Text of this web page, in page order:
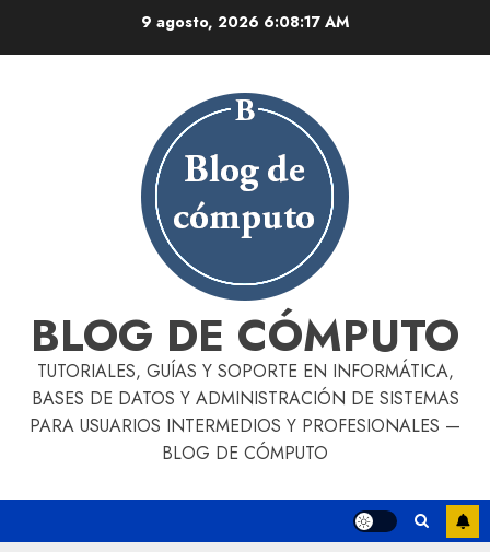
9 agosto, 2026 6:08:18 AM
BLOG DE CÓMPUTO
TUTORIALES, GUÍAS Y SOPORTE EN INFORMÁTICA,
BASES DE DATOS Y ADMINISTRACIÓN DE SISTEMAS
PARA USUARIOS INTERMEDIOS Y PROFESIONALES —
BLOG DE CÓMPUTO